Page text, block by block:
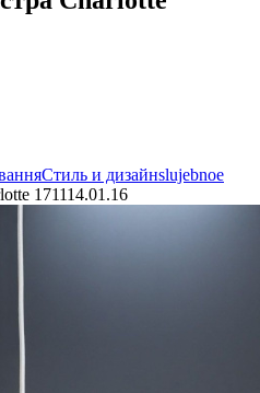
Стиль и дизайнslujebnoe
171114.01.16